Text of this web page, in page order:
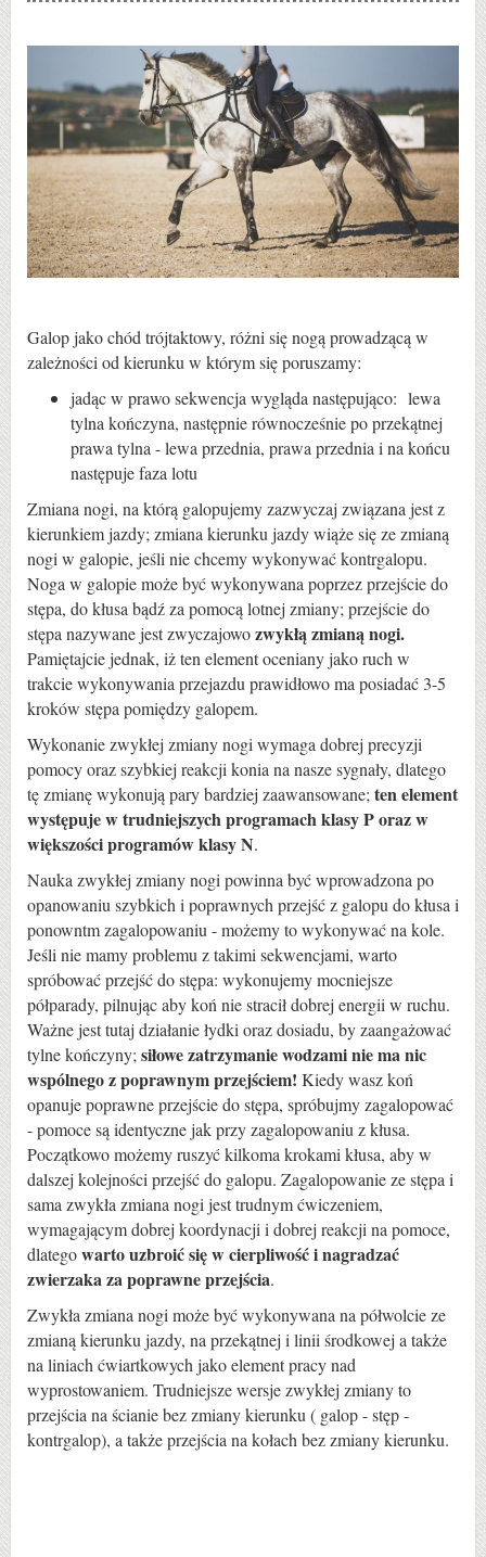
Galop jako chód trójtaktowy, różni się nogą prowadzącą w
zależności od kierunku w którym się poruszamy:
jadąc w prawo sekwencja wygląda następująco: lewa
tylna kończyna, następnie równocześnie po przekątnej
prawa tylna - lewa przednia, prawa przednia i na końcu
następuje faza lotu
Zmiana nogi, na którą galopujemy zazwyczaj związana jest z
kierunkiem jazdy; zmiana kierunku jazdy wiąże się ze zmianą
nogi w galopie, jeśli nie chcemy wykonywać kontrgalopu.
Noga w galopie może być wykonywana poprzez przejście do
stępa, do kłusa bądź za pomocą lotnej zmiany; przejście do
stępa nazywane jest zwyczajowozwykłą zmianą nogi.
Pamiętajcie jednak, iż ten element oceniany jako ruch w
trakcie wykonywania przejazdu prawidłowo ma posiadać 3-5
kroków stępa pomiędzy galopem.
Wykonanie zwykłej zmiany nogi wymaga dobrej precyzji
pomocy oraz szybkiej reakcji konia na nasze sygnały, dlatego
tę zmianę wykonują pary bardziej zaawansowane; ten element
występuje w trudniejszych programach klasy P oraz w
większości programów klasy N.
Nauka zwykłej zmiany nogi powinna być wprowadzona po
opanowaniu szybkich i poprawnych przejść z galopu do kłusa i
ponowntm zagalopowaniu - możemy to wykonywać na kole.
Jeśli nie mamy problemu z takimi sekwencjami, warto
spróbować przejść do stępa: wykonujemy mocniejsze
półparady, pilnując aby koń nie stracił dobrej energii w ruchu.
Ważne jest tutaj działanie łydki oraz dosiadu, by zaangażować
tylne kończyny; siłowe zatrzymanie wodzami nie ma nic
wspólnego z poprawnym przejściem! Kiedy wasz koń
opanuje poprawne przejście do stępa, spróbujmy zagalopować
- pomoce są identyczne jak przy zagalopowaniu z kłusa.
Początkowo możemy ruszyć kilkoma krokami kłusa, aby w
dalszej kolejności przejść do galopu. Zagalopowanie ze stępa i
sama zwykła zmiana nogi jest trudnym ćwiczeniem,
wymagającym dobrej koordynacji i dobrej reakcji na pomoce,
dlategowarto uzbroić się w cierpliwość i nagradzać
zwierzaka za poprawne przejścia.
Zwykła zmiana nogi może być wykonywana na półwolcie ze
zmianą kierunku jazdy, na przekątnej i linii środkowej a także
na liniach ćwiartkowych jako element pracy nad
wyprostowaniem. Trudniejsze wersje zwykłej zmiany to
przejścia na ścianie bez zmiany kierunku ( galop - stęp -
kontrgalop), a także przejścia na kołach bez zmiany kierunku.